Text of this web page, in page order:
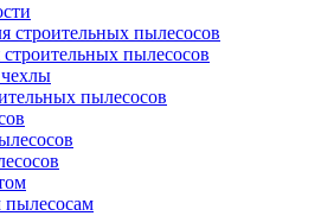
строительных пылесосов
пылесосов
пылесосов